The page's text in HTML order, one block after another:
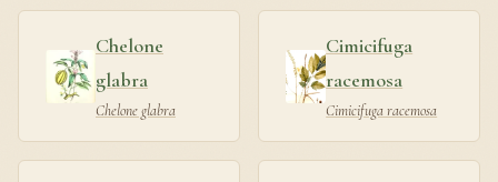
Chelone
glabra
Chelone glabra
Cimicifuga
racemosa
Cimicifuga racemosa